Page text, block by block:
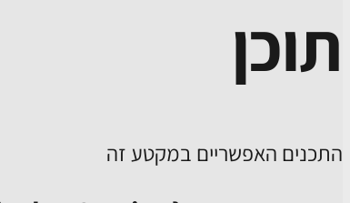
תוכן
התכנים האפשריים במקטע זה